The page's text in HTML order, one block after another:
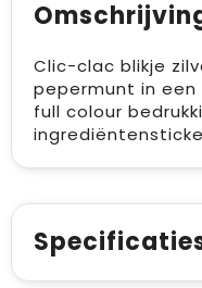
Clic-clac blikje
pepermunt in een
full colour